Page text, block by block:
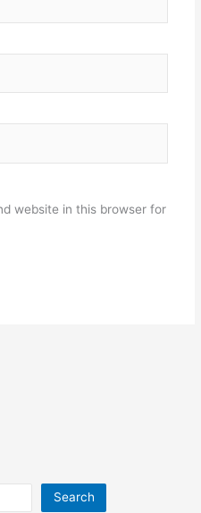
website in this browser for
Search